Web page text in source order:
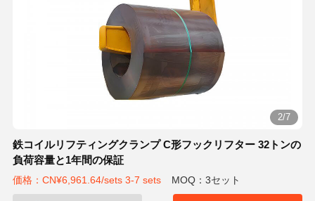
2/7
鉄コイルリフティングクランプ C形フックリフター 32トンの
負荷容量と1年間の保証
価格：CN¥6,961.64/sets 3-7 sets MOQ：3セット